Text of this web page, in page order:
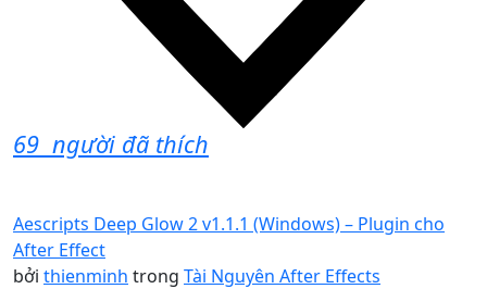
69 người đã thích
Aescripts Deep Glow 2 v1.1.1 (Windows) – Plugin cho
After Effect
bởi thienminh trong Tài Nguyên After Effects